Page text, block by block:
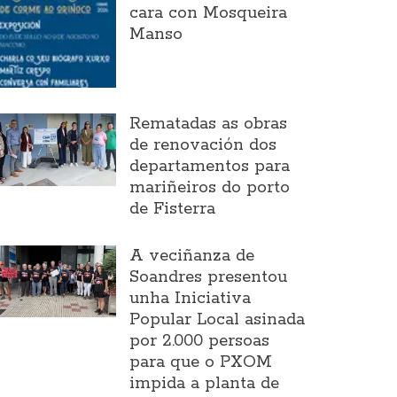
cara con Mosqueira
Manso
Rematadas as obras
de renovación dos
departamentos para
mariñeiros do porto
de Fisterra
A veciñanza de
Soandres presentou
unha Iniciativa
Popular Local asinada
por 2.000 persoas
para que o PXOM
impida a planta de